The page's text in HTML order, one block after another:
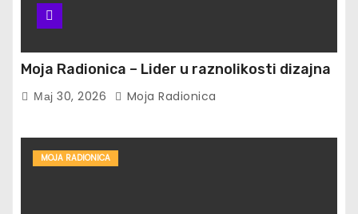
Moja Radionica – Lider u raznolikosti dizajna
Мај 30, 2026 Moja Radionica
MOJA RADIONICA